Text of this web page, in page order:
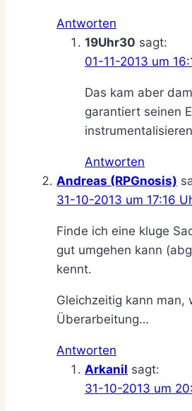
Antworten
19Uhr30 sagt:
01-11-2013 um
Das kam aber
garantiert seinen
Antworten
Andreas (RPGnosis)
31-10-2013 um 17:16
Finde ich eine kluge
gut umgehen kann
kennt.
Gleichzeitig kann man,
Überarbeitung…
Antworten
Arkanil sagt:
31-10-2013 um